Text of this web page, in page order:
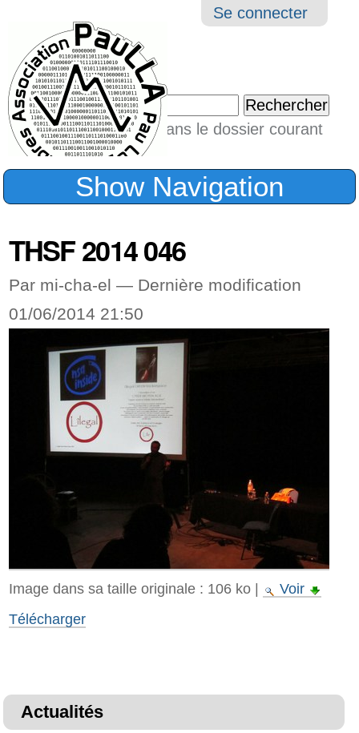
Outils
Se connecter
Chercher par
Seulement dans le dossier courant
Recherche
Show Navigation
THSF 2014 046
Par mi-cha-el — Dernière modification
01/06/2014 21:50
Image dans sa taille originale : 106 ko|
Voir
Télécharger
Actualités